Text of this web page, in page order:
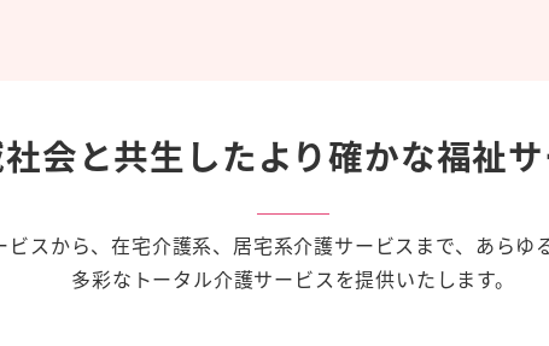
会と共生したより確かな福祉
スから、在宅介護系、 居宅系介護サービスまで、 あらゆ
多彩なトータル介護サービスを提供いたします。